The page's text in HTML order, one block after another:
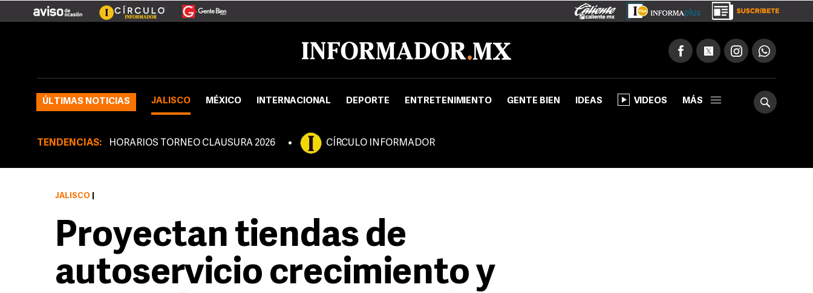
ÚLTIMAS NOTICIAS JALISCO MÉXICO INTERNACIONAL DEPORTE ENTRETENIMIENTO GENTE BIEN IDEAS VIDEOS MÁS
TENDENCIAS: HORARIOS TORNEO CLAUSURA 2026 CÍRCULO INFORMADOR
JALISCO
Proyectan tiendas de
autoservicio crecimiento y